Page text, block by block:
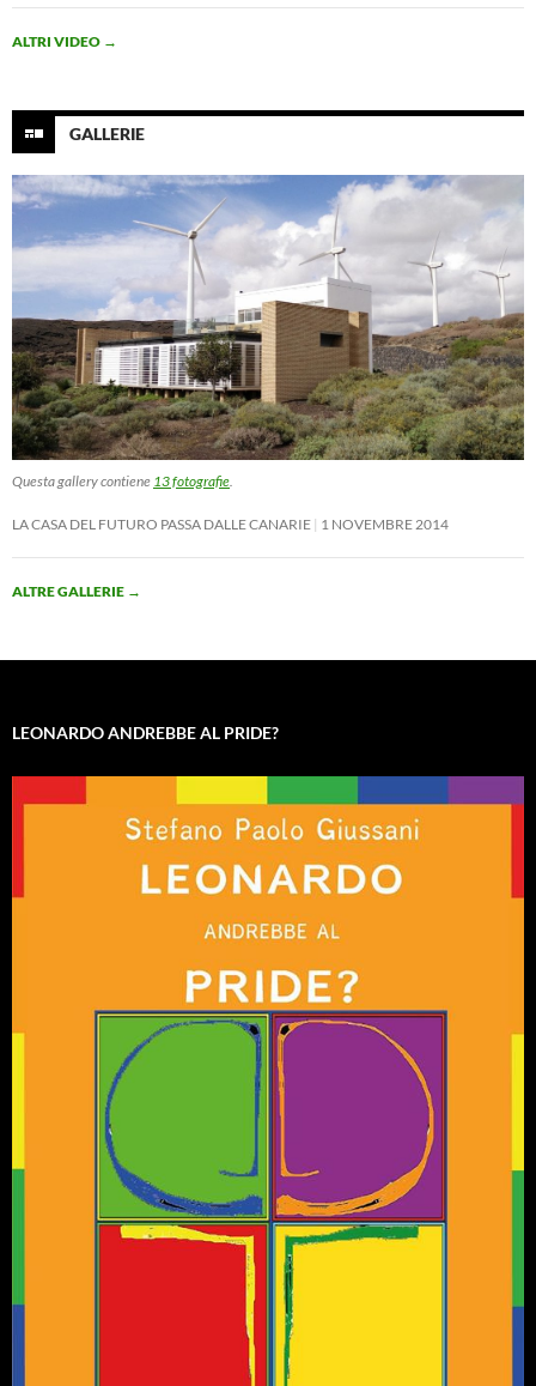
ALTRI VIDEO →
GALLERIE
Questa gallery contiene 13 fotografie
LA CASA DEL FUTURO PASSA DALLE CANARIE 1 NOVEMBRE 2014
ALTRE GALLERIE →
LEONARDO ANDREBBE AL PRIDE?